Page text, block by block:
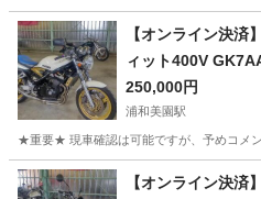
神奈川 藤沢市 その他
【オンライン決
ィット400V
ト250 バリオス バ
00 XJR400R
250,000円
浦和美園駅
★重要★ 現車確認は可能ですが、予めコメ
埼玉 越谷市 浦和美園駅 スズキ
【オンライン決